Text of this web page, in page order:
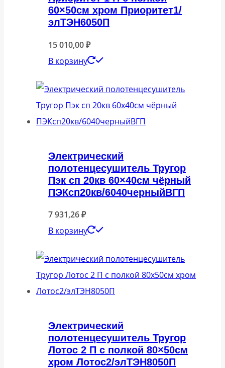
60×50см хром Приоритет1/
элТЭН6050П
15 010,00₽
В корзину
Электрический
полотенцесушитель Тругор
Пэк сп 20кв 60×40см чёрный
ПЭКсп20кв/6040черныйВГП
7 931,26₽
В корзину
Электрический
полотенцесушитель Тругор
Лотос 2 П с полкой 80×50см
хром Лотос2/элТЭН8050П